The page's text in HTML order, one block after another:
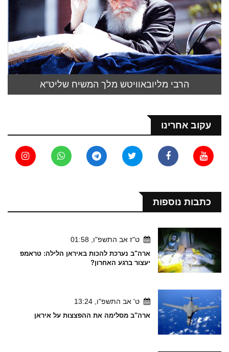
הרבי מליובאוויטש מלך המשיח שליט"א
עקוב אחרינו
כתבות נוספות
ט"ז אב התשפ"ו, 01:58
ארה"ב נערכת להכות באיראן הלילה: טראמפ
יעצור ברגע האחרון?
ט' אב התשפ"ו, 13:24
ארה"ב מסלימה את ההפצצות על איראן